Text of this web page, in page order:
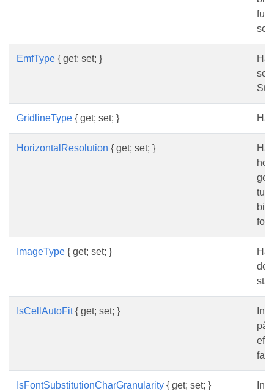
EmfType { get; set; }
GridlineType { get; set; }
HorizontalResolution { get; set; }
ImageType { get; set; }
de
IsCellAutoFit{ get; set; }
på
IsFontSubstitutionCharGranularity { get; set; }